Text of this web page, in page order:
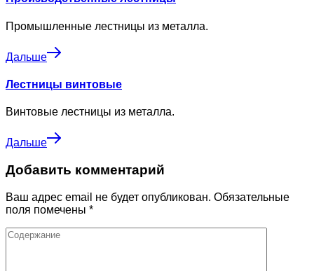
Промышленные лестницы из металла.
Дальше
Лестницы винтовые
Винтовые лестницы из металла.
Дальше
Добавить комментарий
Ваш адрес email не будет опубликован. Обязательные
поля помечены *